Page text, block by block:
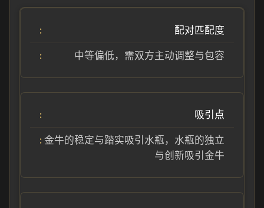
配对匹配度
中等偏低，需双方主动调整与包容
吸引点
金牛的稳定与踏实吸引水瓶，水瓶的独立
与创新吸引金牛